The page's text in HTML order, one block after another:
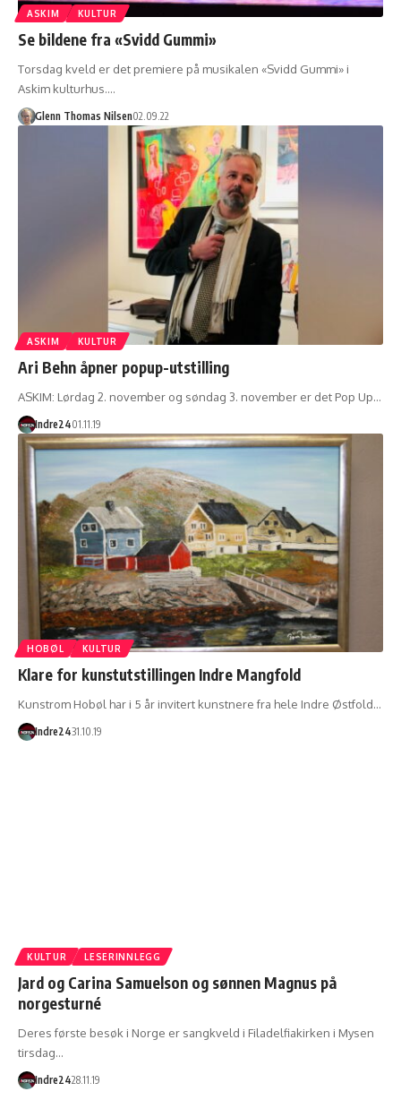
ASKIM KULTUR
Se bildene fra «Svidd Gummi»
Torsdag kveld er det premiere på musikalen «Svidd Gummi» i
Askim kulturhus.…
Glenn Thomas Nilsen02.09.22
ASKIM KULTUR
Ari Behn åpner popup-utstilling
ASKIM: Lørdag 2. november og søndag 3. november er det Pop Up…
Indre2401.11.19
HOBØL KULTUR
Klare for kunstutstillingen Indre Mangfold
Kunstrom Hobøl har i 5 år invitert kunstnere fra hele Indre Østfold…
Indre2431.10.19
KULTUR LESERINNLEGG
Jard og Carina Samuelson og sønnen Magnus på
norgesturné
Deres første besøk i Norge er sangkveld i Filadelfiakirken i Mysen
tirsdag…
Indre2428.11.19